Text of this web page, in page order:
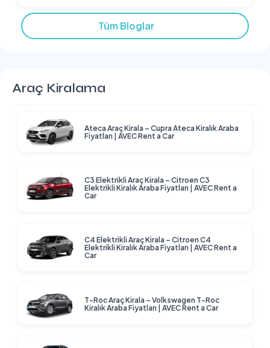
Tüm Bloglar
Araç Kiralama
Ateca Araç Kirala – Cupra Ateca Kiralık Araba
Fiyatları | AVEC Rent a Car
C3 Elektrikli Araç Kirala – Citroen C3
Elektrikli Kiralık Araba Fiyatları | AVEC Rent a
Car
C4 Elektrikli Araç Kirala – Citroen C4
Elektrikli Kiralık Araba Fiyatları | AVEC Rent a
Car
T-Roc Araç Kirala – Volkswagen T-Roc
Kiralık Araba Fiyatları | AVEC Rent a Car